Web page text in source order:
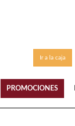
Ir a la caja
PROMOCIONES